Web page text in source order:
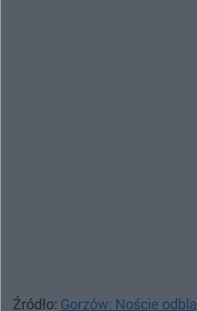
Źródło: Gorzów: Noście